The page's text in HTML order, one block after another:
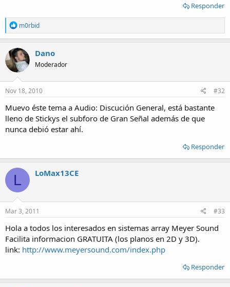
Responder
R
e
a
c
t
i
o
n
s
m0rbid
Dano
Moderador
Nov 18, 2010 #32
Muevo éste tema a Audio: Discución General, está bastante
lleno de Stickys el subforo de Gran Señal además de que
nunca debió estar ahí.
Responder
L LoMax13CE
Mar 3, 2011 #33
Hola a todos los interesados en sistemas array Meyer Sound
Facilita informacion GRATUITA (los planos en 2D y 3D).
link: http://www.meyersound.com/index.php
Responder